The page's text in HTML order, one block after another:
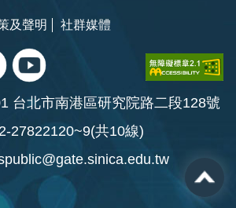
及聲明 社群媒體
台北市南港區研究院路二段128號
27822120~9(共10線)